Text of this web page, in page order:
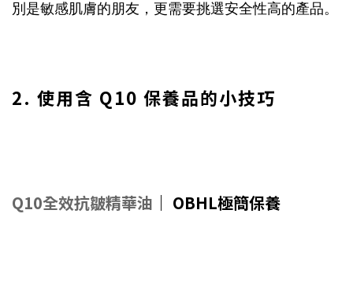
別是敏感肌膚的朋友，更需要挑選安全性高的產品。
2. 使用含 Q10 保養品的小技巧
Q10全效抗皺精華油 ｜ OBHL極簡保養